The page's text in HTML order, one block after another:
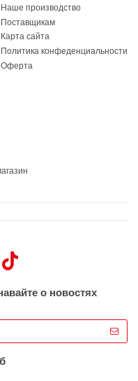
Наше производство
Поставщикам
Карта сайта
Политика конфеденциальности
Оферта
о новостях